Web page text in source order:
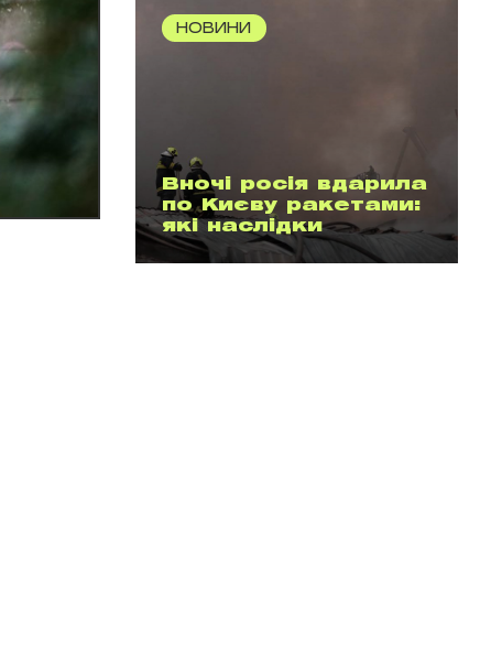
НОВИНИ
Вночі росія вдарила
по Києву ракетами:
які наслідки